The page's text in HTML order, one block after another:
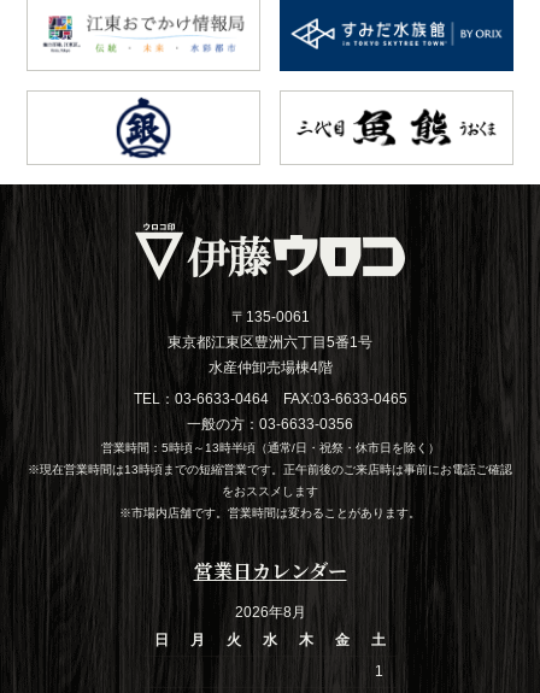
〒135-0061
東京都江東区豊洲六丁目5番1号
水産仲卸売場棟4階
TEL：03-6633-0464 FAX:03-6633-0465
一般の方：03-6633-0356
営業時間：5時頃～13時半頃（通常/日・祝祭・休市日を除く）
※現在営業時間は13時頃までの短縮営業です。正午前後のご来店時は事前にお電話ご確認
をおススメします
※市場内店舗です。営業時間は変わることがあります。
営業日カレンダー
2026年8月
日
月 火 水 木 金
土
1